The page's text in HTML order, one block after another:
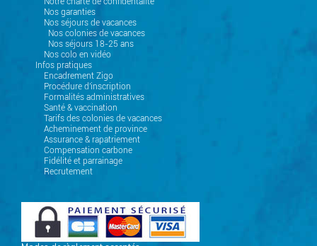
Nos garanties
Nos séjours de vacances
Nos colonies de vacances
Nos séjours 18-25 ans
Nos colo en vidéo
Infos pratiques
Encadrement Zigo
Procédure d'inscription
Formalités administratives
Santé & vaccination
Tarifs des colonies de vacances
Acheminement de province
Assurance & rapatriement
Compensation carbone
Fidélité et parrainage
Recrutement